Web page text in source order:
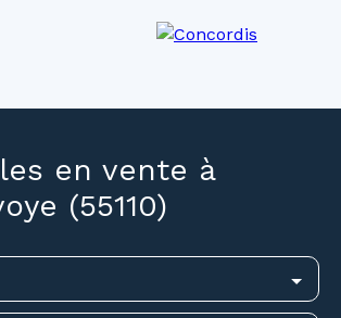
votre bien
en vente à
(55110)